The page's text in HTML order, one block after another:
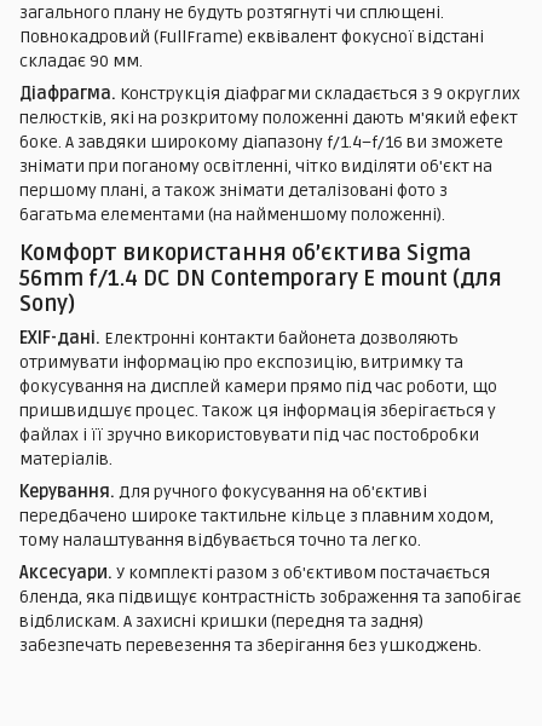
загального плану не будуть розтягнуті чи сплющені.
Повнокадровий (FullFrame) еквівалент фокусної відстані
складає 90 мм.
Діафрагма. Конструкція діафрагми складається з 9 округлих
пелюстків, які на розкритому положенні дають м'який ефект
боке. А завдяки широкому діапазону f/1.4–f/16 ви зможете
знімати при поганому освітленні, чітко виділяти об'єкт на
першому плані, а також знімати деталізовані фото з
багатьма елементами (на найменшому положенні).
Комфорт використання об’єктива Sigma
56mm f/1.4 DC DN Contemporary E mount (для
Sony)
EXIF-дані. Електронні контакти байонета дозволяють
отримувати інформацію про експозицію, витримку та
фокусування на дисплей камери прямо під час роботи, що
пришвидшує процес. Також ця інформація зберігається у
файлах і її зручно використовувати під час постобробки
матеріалів.
Керування. Для ручного фокусування на об'єктиві
передбачено широке тактильне кільце з плавним ходом,
тому налаштування відбувається точно та легко.
Аксесуари. У комплекті разом з об'єктивом постачається
бленда, яка підвищує контрастність зображення та запобігає
відблискам. А захисні кришки (передня та задня)
забезпечать перевезення та зберігання без ушкоджень.